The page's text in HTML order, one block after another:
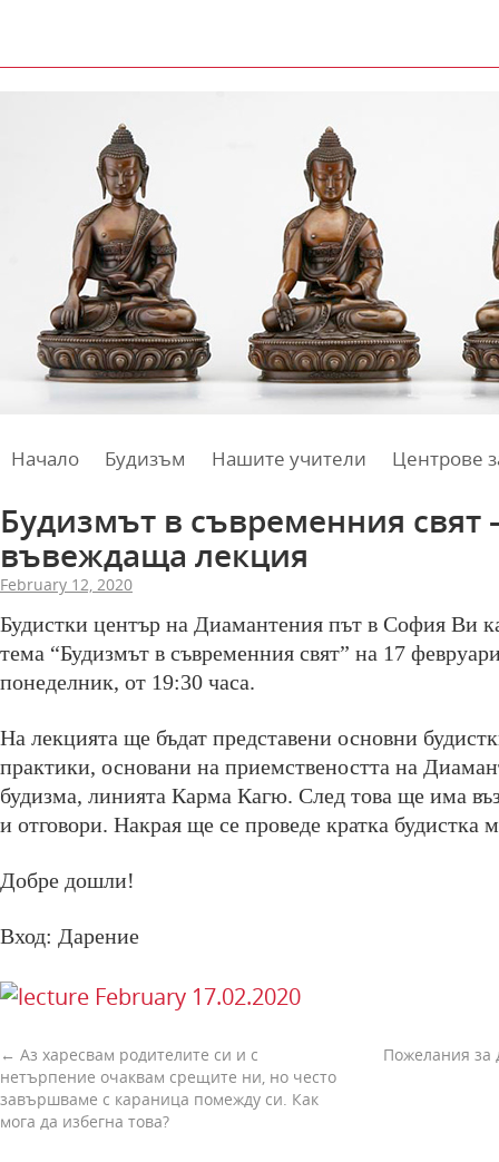
Начало Будизъм Нашите учители Центрове
Будизмът в съвременния свят
въвеждаща лекция
February 12, 2020
Будистки център на Диамантения път в София Ви
тема “Будизмът в съвременния свят” на 17
понеделник, от 19:30 часа.
На лекцията ще бъдат представени основни
практики, основани на приемствеността на
будизма, линията Карма Кагю. След това ще има
и отговори. Накрая ще се проведе кратка будистка
Добре дошли!
Вход: Дарение
← Аз харесвам родителите си и с
нетърпение очаквам срещите ни, но често
завършваме с караница помежду си. Как
мога да избегна това?
Пожелания за